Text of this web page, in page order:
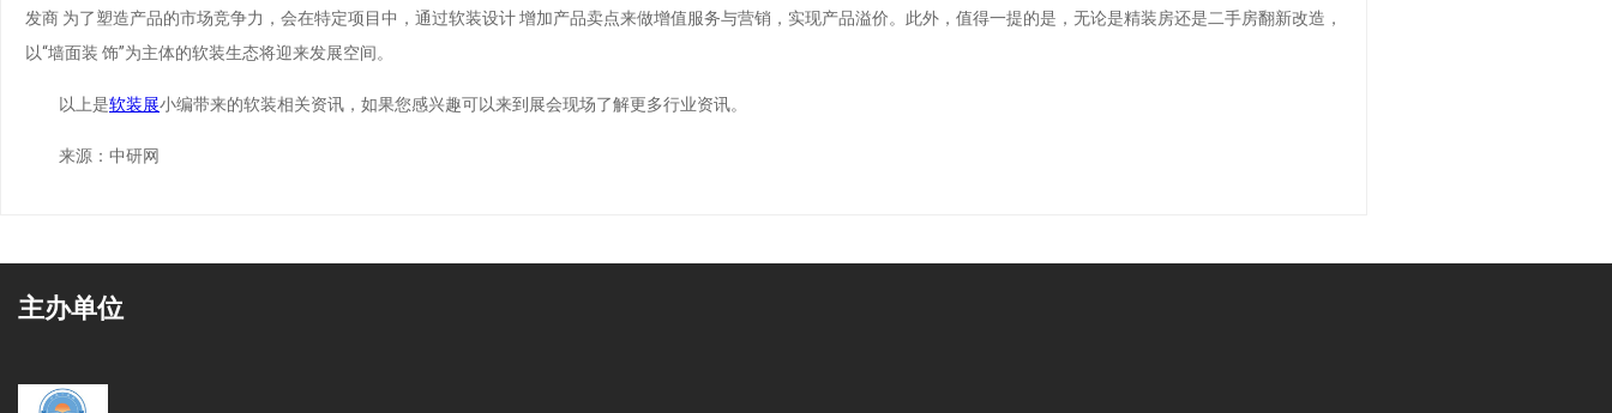
发商 为了塑造产品的市场竞争力，会在特定项目中，通过软装设计 增加产品卖点来做增值服务与营销，实现产品溢价。此外，值得一提的是，无论是精装房还是二手房翻新改造，
以“墙面装 饰”为主体的软装生态将迎来发展空间。
以上是软装展小编带来的软装相关资讯，如果您感兴趣可以来到展会现场了解更多行业资讯。
来源：中研网
主办单位